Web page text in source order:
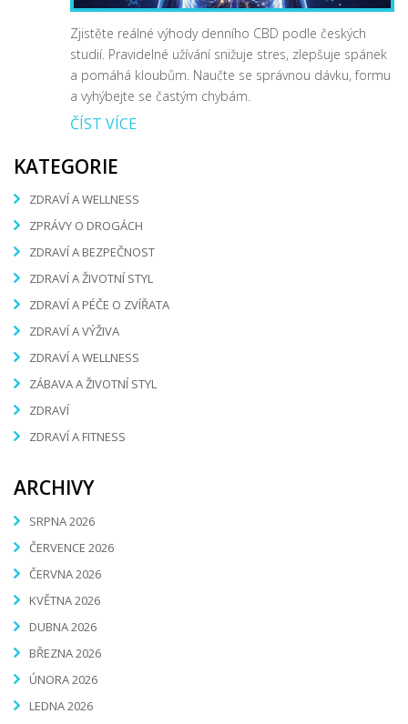
Zjistěte reálné výhody denního CBD podle českých
studií. Pravidelné užívání snižuje stres, zlepšuje spánek
a pomáhá kloubům. Naučte se správnou dávku, formu
a vyhýbejte se častým chybám.
ČÍST VÍCE
KATEGORIE
ZDRAVÍ A WELLNESS
ZPRÁVY O DROGÁCH
ZDRAVÍ A BEZPEČNOST
ZDRAVÍ A ŽIVOTNÍ STYL
ZDRAVÍ A PÉČE O ZVÍŘATA
ZDRAVÍ A VÝŽIVA
ZDRAVÍ A WELLNESS
ZÁBAVA A ŽIVOTNÍ STYL
ZDRAVÍ
ZDRAVÍ A FITNESS
ARCHIVY
SRPNA 2026
ČERVENCE 2026
ČERVNA 2026
KVĚTNA 2026
DUBNA 2026
BŘEZNA 2026
ÚNORA 2026
LEDNA 2026